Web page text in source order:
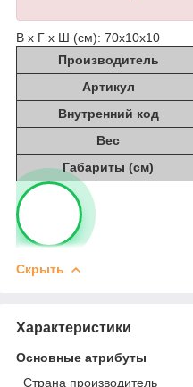
В х Г х Ш (см): 70х10х10
Производитель
Артикул
Внутренний код
Вес
Габариты (см)
Скрыть
Характеристики
Основные атрибуты
Страна производитель